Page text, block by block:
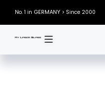
content
No. 1 in GERMANY > Since 2000